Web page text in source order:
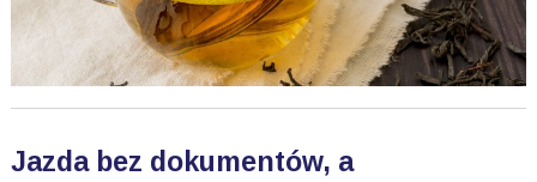
Jazda bez dokumentów, a